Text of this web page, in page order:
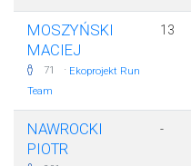
MOSZYŃSKI
MACIEJ
71 · Ekoprojekt Run
Team
13
NAWROCKI
PIOTR
-